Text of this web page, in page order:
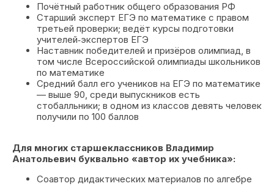
Почётный работник общего образования РФ
Старший эксперт ЕГЭ по математике с правом
третьей проверки; ведёт курсы подготовки
учителей‑экспертов ЕГЭ
Наставник победителей и призёров олимпиад, в
том числе Всероссийской олимпиады школьников
по математике
Средний балл его учеников на ЕГЭ по математике
— выше 90, среди выпускников есть
стобалльники; в одном из классов девять человек
получили по 100 баллов
Для многих старшеклассников Владимир
Анатольевич буквально «автор их учебника»:
Соавтор дидактических материалов по алгебре